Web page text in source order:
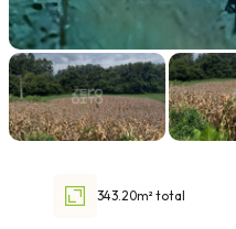
343.20m² total